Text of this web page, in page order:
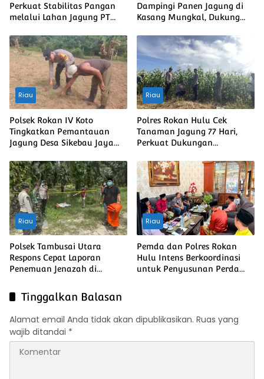
Perkuat Stabilitas Pangan
melalui Lahan Jagung PT
Ketahanan Pangan Nasional
Dampingi Panen Jagung di
Kasang Mungkal, Dukung
Nasional
Riau
Polsek Rokan IV Koto
Tingkatkan Pemantauan
Jagung Desa Sikebau Jaya
Ketahanan Pangan
Nasional
Riau
Polres Rokan Hulu Cek
Tanaman Jagung 77 Hari,
Perkuat Dukungan
Riau
Polsek Tambusai Utara
Respons Cepat Laporan
Penemuan Jenazah di
Riau
Pemda dan Polres Rokan
Hulu Intens Berkoordinasi
untuk Penyusunan Perda
Tinggalkan Balasan
Alamat email Anda tidak akan dipublikasikan. Ruas yang
wajib ditandai *